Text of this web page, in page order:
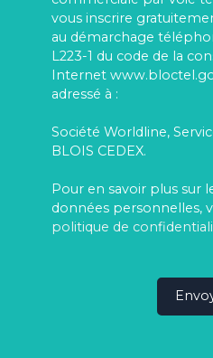
vous inscrire
au démarchage
L223-1 du code de la
Internet
adressé à :
Société Worldline,
BLOIS CEDEX.
Pour en savoir plus sur
données personnelles,
politique de